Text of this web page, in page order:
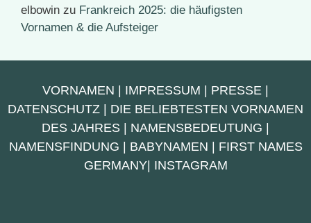
elbowin zu Frankreich 2025: die häufigsten
Vornamen & die Aufsteiger
VORNAMEN IMPRESSUM PRESSE
DATENSCHUTZ
DIE BELIEBTESTEN VORNAMEN
DES JAHRES
NAMENSBEDEUTUNG
NAMENSFINDUNG
BABYNAMEN
FIRST NAMES
GERMANY| INSTAGRAM